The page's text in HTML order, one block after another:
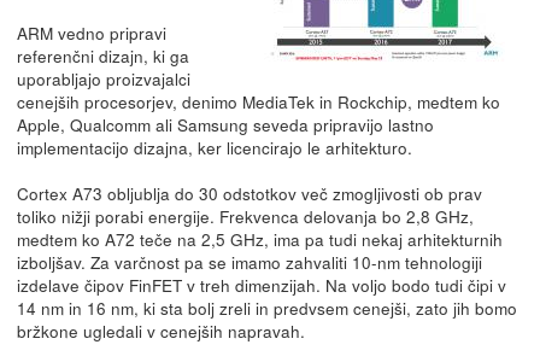
ARM vedno pripravi
referenčni dizajn, ki ga
uporabljajo proizvajalci
cenejših procesorjev, denimo MediaTek in Rockchip, medtem ko
Apple, Qualcomm ali Samsung seveda pripravijo lastno
implementacijo dizajna, ker licencirajo le arhitekturo.
Cortex A73 obljublja do 30 odstotkov več zmogljivosti ob prav
toliko nižji porabi energije. Frekvenca delovanja bo 2,8 GHz,
medtem ko A72 teče na 2,5 GHz, ima pa tudi nekaj arhitekturnih
izboljšav. Za varčnost pa se imamo zahvaliti 10-nm tehnologiji
izdelave čipov FinFET v treh dimenzijah. Na voljo bodo tudi čipi v
14 nm in 16 nm, ki sta bolj zreli in predvsem cenejši, zato jih bomo
bržkone ugledali v cenejših napravah.